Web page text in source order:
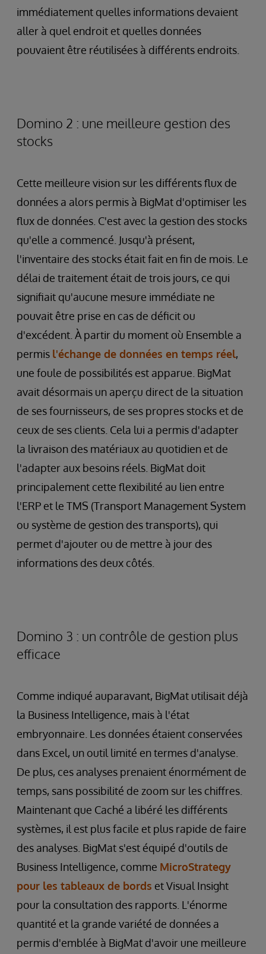
immédiatement quelles informations devaient
aller à quel endroit et quelles données
pouvaient être réutilisées à différents endroits.
Domino 2 : une meilleure gestion des
stocks
Cette meilleure vision sur les différents flux de
données a alors permis à BigMat d'optimiser les
flux de données. C'est avec la gestion des stocks
qu'elle a commencé. Jusqu'à présent,
l'inventaire des stocks était fait en fin de mois. Le
délai de traitement était de trois jours, ce qui
signifiait qu'aucune mesure immédiate ne
pouvait être prise en cas de déficit ou
d'excédent. À partir du moment où Ensemble a
permis l'échange de données en temps réel,
une foule de possibilités est apparue. BigMat
avait désormais un aperçu direct de la situation
de ses fournisseurs, de ses propres stocks et de
ceux de ses clients. Cela lui a permis d'adapter
la livraison des matériaux au quotidien et de
l'adapter aux besoins réels. BigMat doit
principalement cette flexibilité au lien entre
l'ERP et le TMS (Transport Management System
ou système de gestion des transports), qui
permet d'ajouter ou de mettre à jour des
informations des deux côtés.
Domino 3 : un contrôle de gestion plus
efficace
Comme indiqué auparavant, BigMat utilisait déjà
la Business Intelligence, mais à l'état
embryonnaire. Les données étaient conservées
dans Excel, un outil limité en termes d'analyse.
De plus, ces analyses prenaient énormément de
temps, sans possibilité de zoom sur les chiffres.
Maintenant que Caché a libéré les différents
systèmes, il est plus facile et plus rapide de faire
des analyses. BigMat s'est équipé d'outils de
Business Intelligence, comme MicroStrategy
pour les tableaux de bords et Visual Insight
pour la consultation des rapports. L'énorme
quantité et la grande variété de données a
permis d'emblée à BigMat d'avoir une meilleure